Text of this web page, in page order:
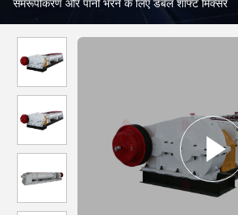
समरूपीकरण और पानी भरने के लिए डबल शाफ्ट मिक्सर